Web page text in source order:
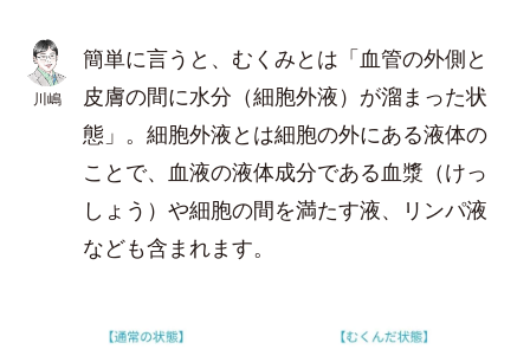
川嶋
簡単に言うと、むくみとは「血管の外側と
皮膚の間に水分（細胞外液）が溜まった状
態」。細胞外液とは細胞の外にある液体の
ことで、血液の液体成分である血漿（けっ
しょう）や細胞の間を満たす液、リンパ液
なども含まれます。